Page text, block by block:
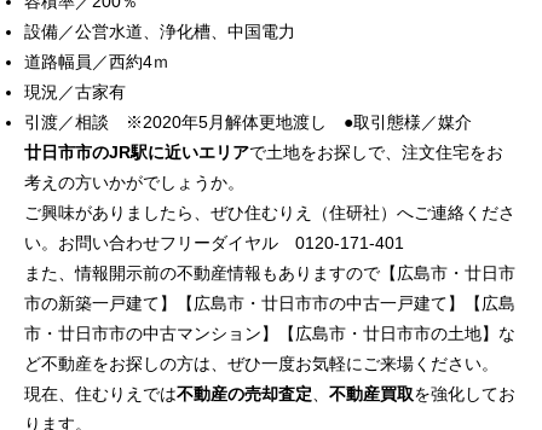
設備／公営水道、浄化槽、中国電力
道路幅員／西約4ｍ
現況／古家有
引渡／相談 ※2020年5月解体更地渡し ●取引態様／媒介
廿日市市のJR駅に近いエリアで土地をお探しで、注文住宅をお
考えの方いかがでしょうか。
ご興味がありましたら、ぜひ住むりえ（住研社）へご連絡くださ
い。お問い合わせフリーダイヤル 0120-171-401
また、情報開示前の不動産情報もありますので【広島市・廿日市
市の新築一戸建て】【広島市・廿日市市の中古一戸建て】【広島
市・廿日市市の中古マンション】【広島市・廿日市市の土地】な
ど不動産をお探しの方は、ぜひ一度お気軽にご来場ください。
現在、住むりえでは不動産の売却査定 不動産買取を強化してお
ります。